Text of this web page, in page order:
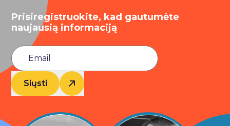
Prisiregistruokite, kad gautumėte
naujausią informaciją
Siųsti